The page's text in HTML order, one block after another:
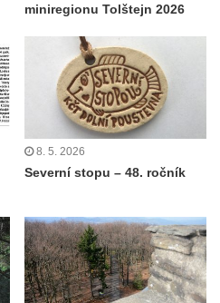
miniregionu Tolštejn 2026
8. 5. 2026
Severní stopu – 48. ročník